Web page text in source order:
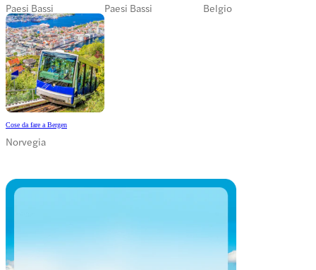
Paesi Bassi Paesi Bassi Belgio
Cose da fare a Bergen
Norvegia